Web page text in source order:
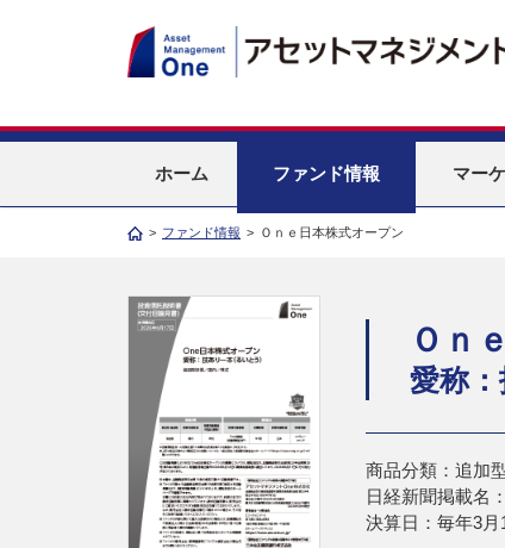
ホーム ファンド情報 マー
> ファンド情報 > Ｏｎｅ日本株式オープン
Ｏｎ
愛称：
商品分類：追加
日経新聞掲載名
決算日：毎年3月